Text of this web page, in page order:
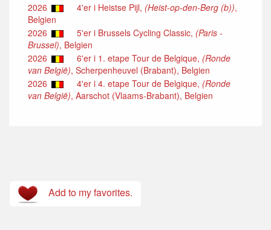
2026 4'er i Heistse Pijl, (Heist-op-den-Berg (b)),
Belgien
2026
5'er i Brussels Cycling Classic, (Paris -
Brussel), Belgien
2026
6'er i 1. etape Tour de Belgique, (Ronde
van België), Scherpenheuvel (Brabant), Belgien
2026
4'er i 4. etape Tour de Belgique, (Ronde
van België), Aarschot (Vlaams-Brabant), Belgien
Add to my favorites.